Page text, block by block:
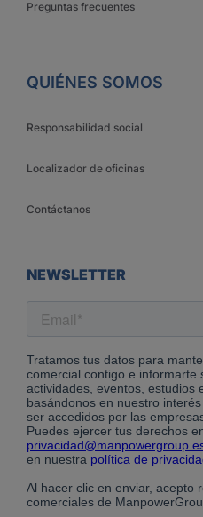
Preguntas frecuentes
QUIÉNES SOMOS
Responsabilidad social
Localizador de oficinas
Contáctanos
NEWSLETTER